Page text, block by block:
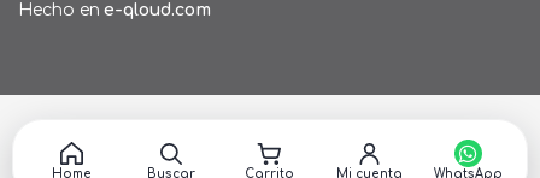
Hecho en e-qloud.com
Home Buscar Carrito Mi cuenta